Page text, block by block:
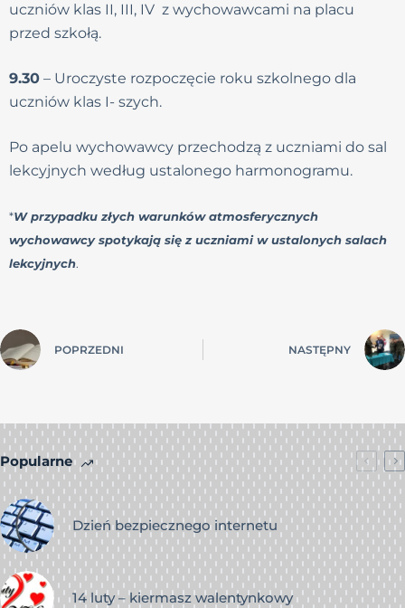
uczniów klas II, III, IV z wychowawcami na placu
przed szkołą.
9.30 – Uroczyste rozpoczęcie roku szkolnego dla
uczniów klas I- szych.
Po apelu wychowawcy przechodzą z uczniami do sal
lekcyjnych według ustalonego harmonogramu.
*W przypadku złych warunków atmosferycznych
wychowawcy spotykają się z uczniami w ustalonych salach
lekcyjnych.
POPRZEDNI NASTĘPNY
Popularne
Dzień bezpiecznego internetu
14 luty – kiermasz walentynkowy